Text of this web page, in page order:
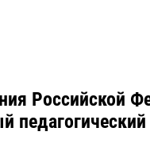
Российской
педагогический